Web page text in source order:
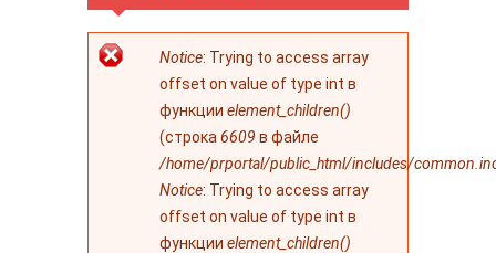
Сообщение об
ошибке
Notice: Trying to access array
offset on value of type int в
функции element_children()
(строка 6609 в файле
/home/prportal/public_html/includes/
Notice: Trying to access array
offset on value of type int в
функции element_children()